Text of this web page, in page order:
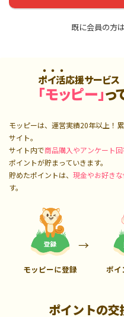
既に会員の方は
ポイ活応援サービス
「モッピー」っ
モッピーは、運営実績20年以上！
サイト。
サイト内で商品購入やアンケート
ポイントが貯まっていきます。
貯めたポイントは、 現金やお好き
す。
モッピーに登録 ポイ
ポイントの交